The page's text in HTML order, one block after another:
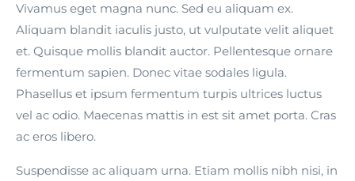
Vivamus eget magna nunc. Sed eu aliquam ex.
Aliquam blandit iaculis justo, ut vulputate velit aliquet
et. Quisque mollis blandit auctor. Pellentesque ornare
fermentum sapien. Donec vitae sodales ligula.
Phasellus et ipsum fermentum turpis ultrices luctus
vel ac odio. Maecenas mattis in est sit amet porta. Cras
ac eros libero.
Suspendisse ac aliquam urna. Etiam mollis nibh nisi, in